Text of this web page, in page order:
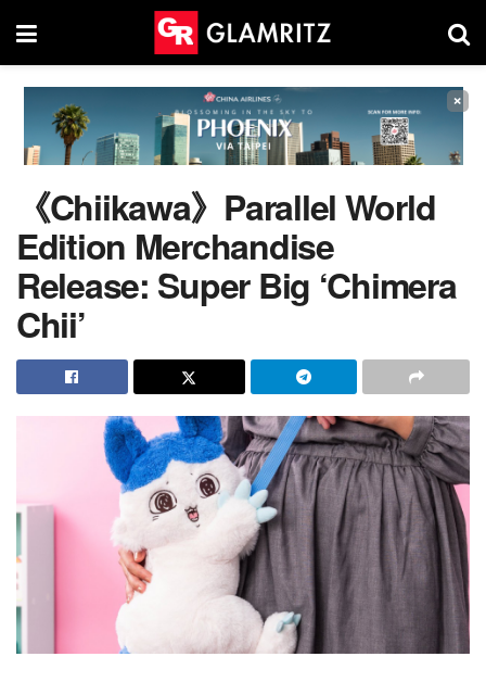
×
《Chiikawa》Parallel World
Edition Merchandise
Release: Super Big ‘Chimera
Chii’